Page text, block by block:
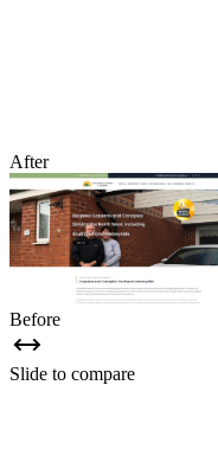
After
Before
Slide to compare